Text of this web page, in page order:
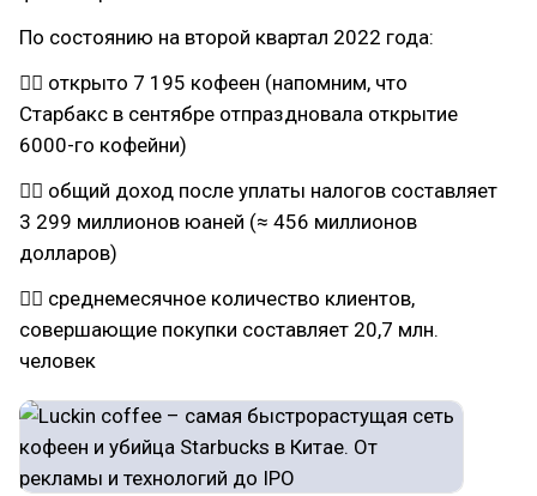
По состоянию на второй квартал 2022 года:
👉🏻 открыто 7 195 кофеен (напомним, что
Старбакс в сентябре отпраздновала открытие
6000-го кофейни)
👉🏻 общий доход после уплаты налогов составляет
3 299 миллионов юаней (≈ 456 миллионов
долларов)
👉🏻 среднемесячное количество клиентов,
совершающие покупки составляет 20,7 млн.
человек